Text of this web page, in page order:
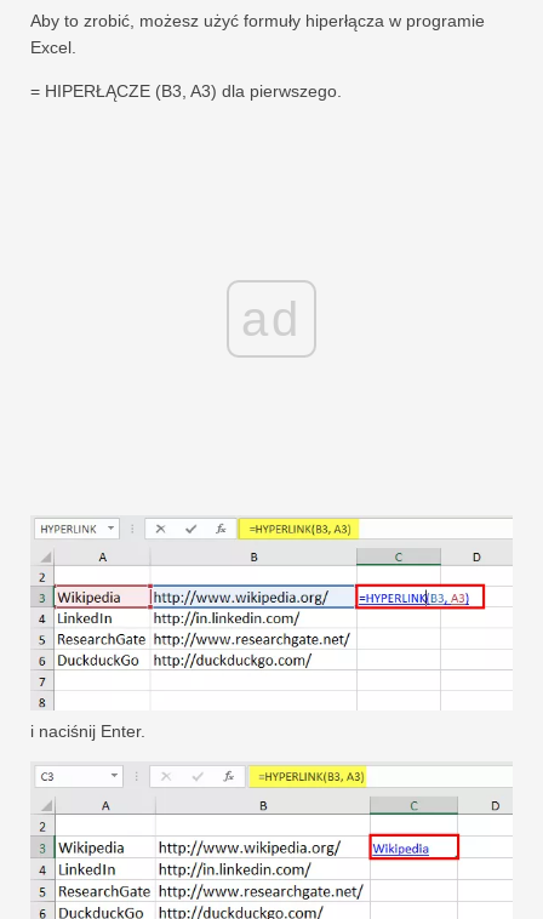
Aby to zrobić, możesz użyć formuły hiperłącza w programie
Excel.
= HIPERŁĄCZE (B3, A3) dla pierwszego.
ad
i naciśnij Enter.